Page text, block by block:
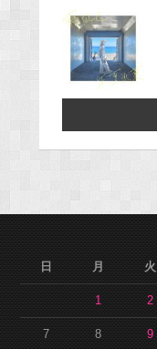
日
月 火
1 2
7 8 9